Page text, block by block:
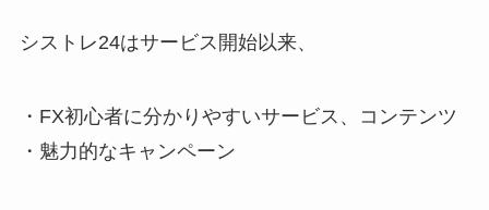
シストレ24はサービス開始以来、
・FX初心者に分かりやすいサービス、コンテンツ
・魅力的なキャンペーン